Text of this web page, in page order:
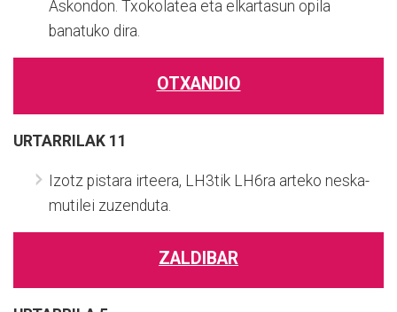
Askondon. Txokolatea eta elkartasun opila
banatuko dira.
OTXANDIO
URTARRILAK 11
Izotz pistara irteera, LH3tik LH6ra arteko neska-
mutilei zuzenduta.
ZALDIBAR